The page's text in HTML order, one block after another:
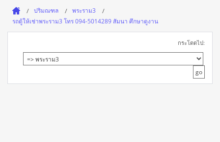
ปริมณฑล
พระราม3
รถตู้ให้เช่าพระราม3 โทร 094-5014289 สัมนา ศึกษาดูงาน
กระโดดไป: